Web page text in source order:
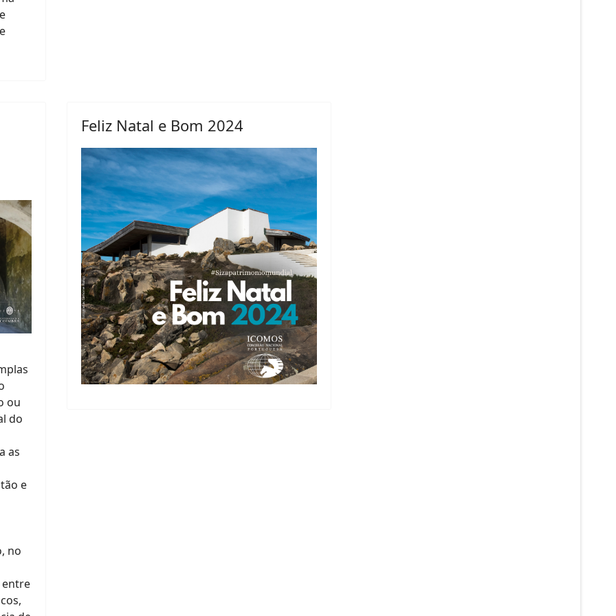
ou
do
as
e
no
Feliz Natal e Bom 2024